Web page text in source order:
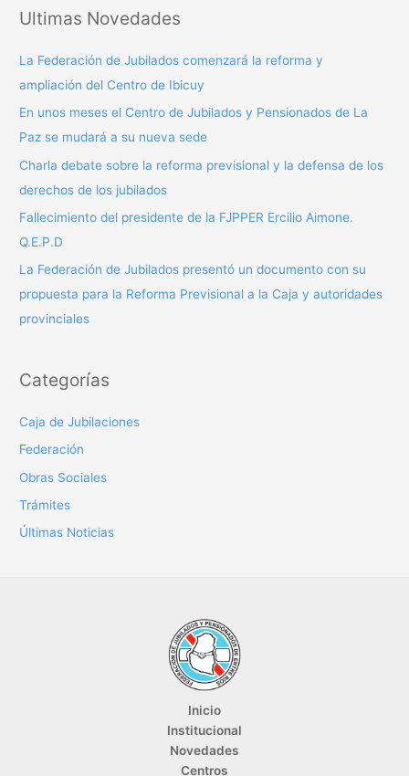
c
:
Ultimas Novedades
La Federación de Jubilados comenzará la reforma y
ampliación del Centro de Ibicuy
En unos meses el Centro de Jubilados y Pensionados de La
Paz se mudará a su nueva sede
Charla debate sobre la reforma previsional y la defensa de los
derechos de los jubilados
Fallecimiento del presidente de la FJPPER Ercilio Aimone.
Q.E.P.D
La Federación de Jubilados presentó un documento con su
propuesta para la Reforma Previsional a la Caja y autoridades
provinciales
Categorías
Caja de Jubilaciones
Federación
Obras Sociales
Trámites
Últimas Noticias
Inicio
Institucional
Novedades
Centros